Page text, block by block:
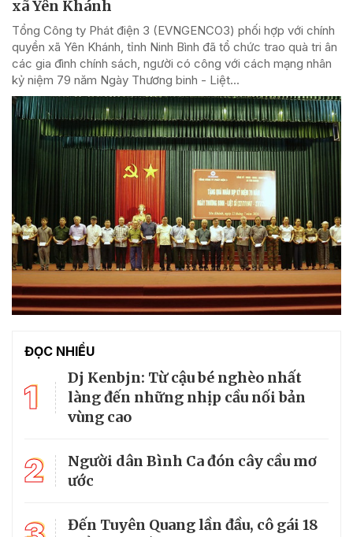
xã Yên Khánh
Tổng Công ty Phát điện 3 (EVNGENCO3) phối hợp với chính
quyền xã Yên Khánh, tỉnh Ninh Bình đã tổ chức trao quà tri ân
các gia đình chính sách, người có công với cách mạng nhân
kỷ niệm 79 năm Ngày Thương binh - Liệt...
ĐỌC NHIỀU
1
Dj Kenbjn: Từ cậu bé nghèo nhất
làng đến những nhịp cầu nối bản
vùng cao
2
Người dân Bình Ca đón cây cầu mơ
ước
Đến Tuyên Quang lần đầu, cô gái 18